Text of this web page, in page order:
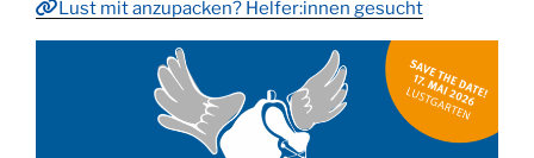
Lust mit anzupacken? Helfer:innen gesucht